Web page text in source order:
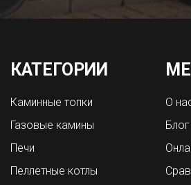
КАТЕГОРИИ
Каминные топки
Газовые камины
Печи
Пеллетные котлы
О
Блог